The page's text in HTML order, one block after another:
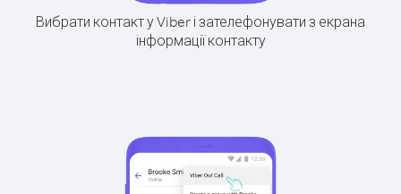
Вибрати контакт у Viber і зателефонувати з екрана
інформації контакту